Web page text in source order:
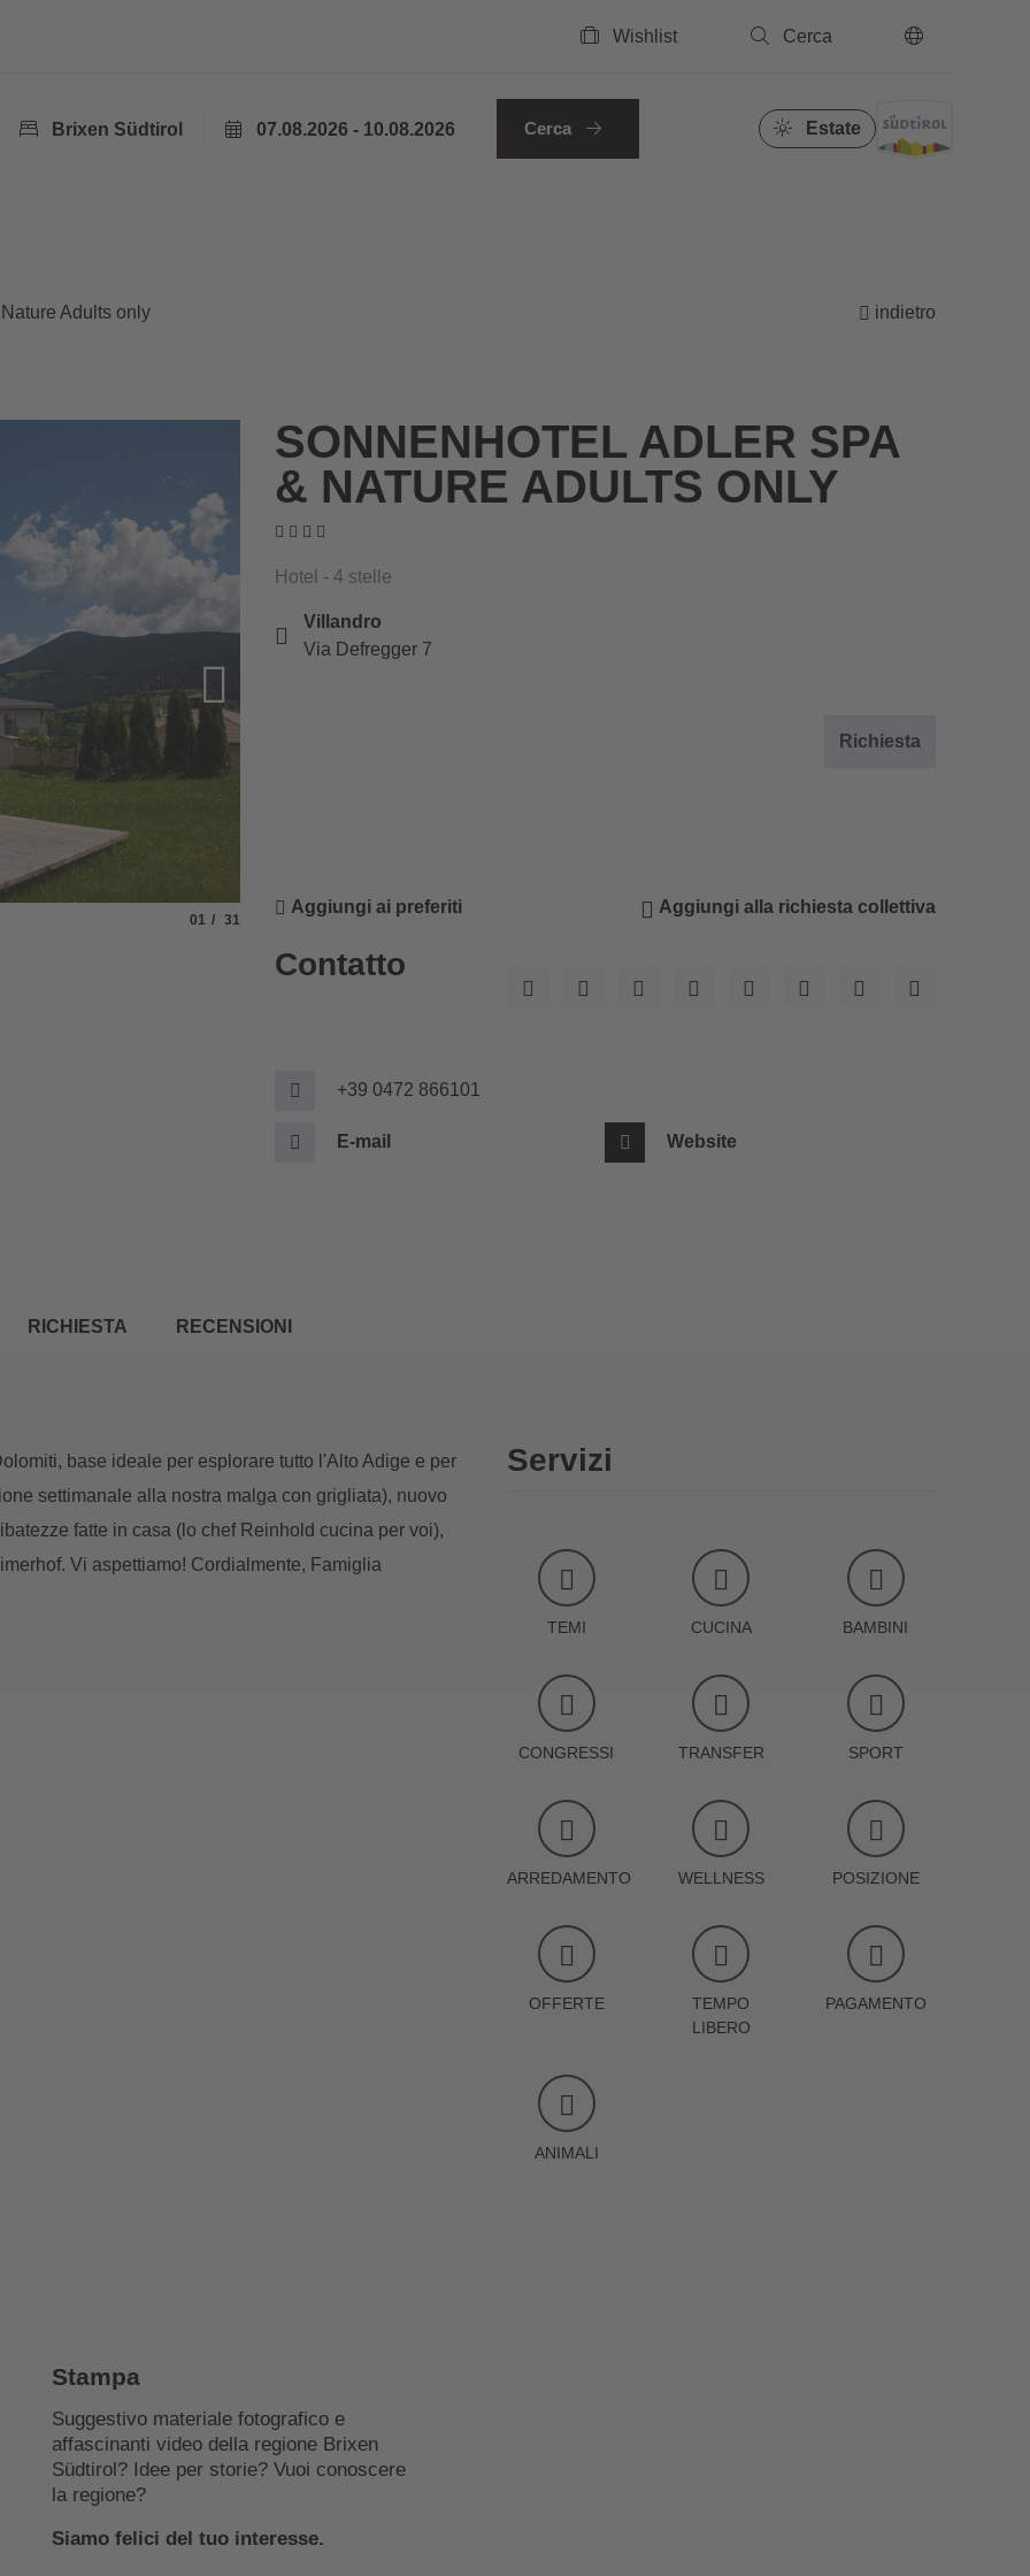
Wishlist Cerca
Brixen Südtirol 07.08.2026 - 10.08.2026 Cerca Estate
Adults only indietro
Slide
01 di
31
SONNENHOTEL ADLER SPA
& NATURE ADULTS ONLY
Hotel - 4 stelle
Villandro
Via Defregger 7
Richiesta
Aggiungi alla richiesta collettiva
Aggiungi ai preferiti
Contatto
+39 0472 866101
E-mail Website
RICHIESTA RECENSIONI
base ideale per esplorare tutto l'Alto Adige e per
settimanale alla nostra malga con grigliata), nuovo
fatte in casa (lo chef Reinhold cucina per voi),
Vi aspettiamo! Cordialmente, Famiglia
Servizi
TEMI CUCINA BAMBINI
CONGRESSI TRANSFER SPORT
ARREDAMENTO WELLNESS POSIZIONE
OFFERTE
TEMPO
LIBERO
PAGAMENTO
ANIMALI
Stampa
Suggestivo materiale fotografico e
affascinanti video della regione Brixen
Südtirol? Idee per storie? Vuoi conoscere
la regione?
Siamo felici del tuo interesse.